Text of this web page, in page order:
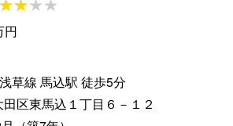
円
草線 馬込駅 徒歩5分
区東馬込１丁目６－１２